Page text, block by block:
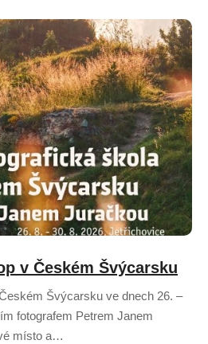
v Českém Švýcarsku
Švýcarsku ve dnech 26. –
fotografem Petrem Janem
místo a…